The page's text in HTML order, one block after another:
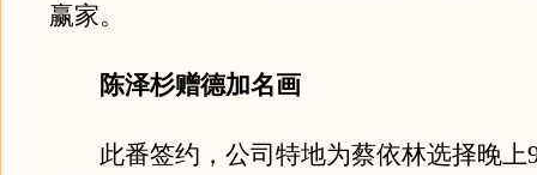
赢家。
陈泽杉赠德加名画
此番签约，公司特地为蔡依林选择晚上